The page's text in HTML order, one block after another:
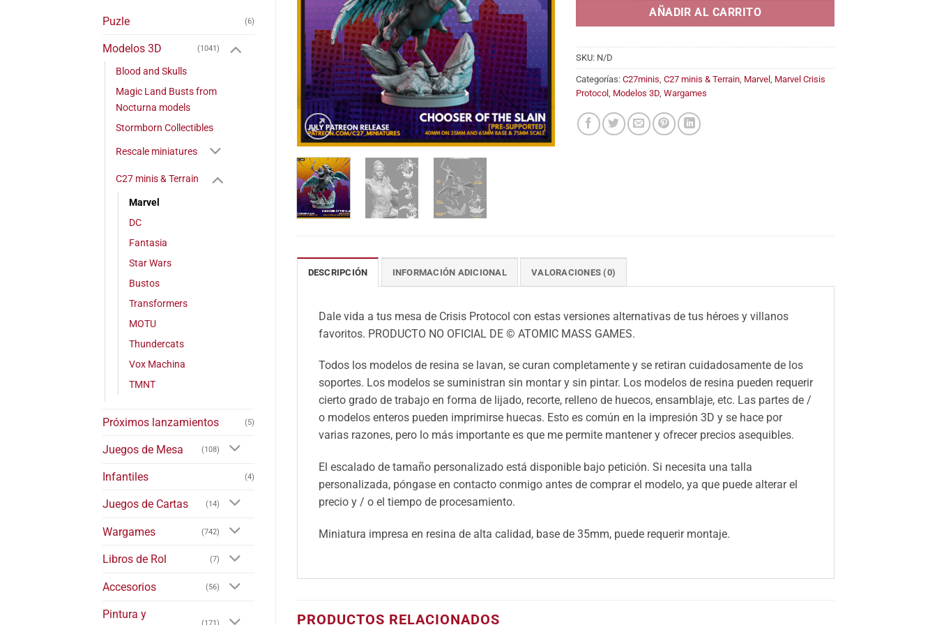
Puzle (6)
Modelos 3D (1041)
Blood and Skulls
Magic Land Busts from
Nocturna models
Stormborn Collectibles
Rescale miniatures
C27 minis & Terrain
Marvel
DC
Fantasia
Star Wars
Bustos
Transformers
MOTU
Thundercats
Vox Machina
TMNT
Próximos lanzamientos (5)
Juegos de Mesa (108)
Infantiles (4)
Juegos de Cartas (14)
Wargames (742)
Libros de Rol (7)
Accesorios (56)
Pintura y
(171)
15,45€
AÑADIR AL CARRITO
SKU: N/D
Categorías:C27minis ,C27 minis & Terrain Marvel Marvel Crisis
Protocol Modelos 3D ,Wargames
DESCRIPCIÓN INFORMACIÓN ADICIONAL VALORACIONES (0)
Dale vida a tus mesa de Crisis Protocol con estas versiones alternativas de tus héroes y villanos
favoritos. PRODUCTO NO OFICIAL DE © ATOMIC MASS GAMES.
Todos los modelos de resina se lavan, se curan completamente y se retiran cuidadosamente de los
soportes. Los modelos se suministran sin montar y sin pintar. Los modelos de resina pueden requerir
cierto grado de trabajo en forma de lijado, recorte, relleno de huecos, ensamblaje, etc. Las partes de /
o modelos enteros pueden imprimirse huecas. Esto es común en la impresión 3D y se hace por
varias razones, pero lo más importante es que me permite mantener y ofrecer precios asequibles.
El escalado de tamaño personalizado está disponible bajo petición. Si necesita una talla
personalizada, póngase en contacto conmigo antes de comprar el modelo, ya que puede alterar el
precio y / o el tiempo de procesamiento.
Miniatura impresa en resina de alta calidad, base de 35mm, puede requerir montaje.
PRODUCTOS RELACIONADOS